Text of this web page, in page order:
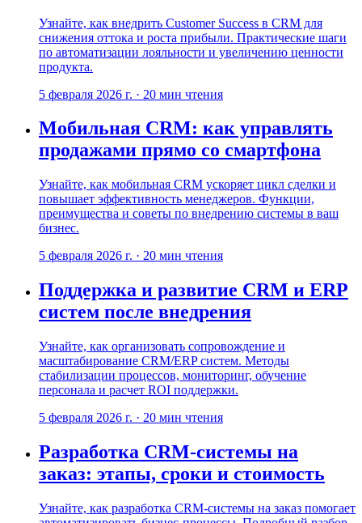
Узнайте, как внедрить Customer Success в CRM для
снижения оттока и роста прибыли. Практические шаги
по автоматизации лояльности и увеличению ценности
продукта.
5 февраля 2026 г. · 20 мин чтения
Мобильная CRM: как управлять
продажами прямо со смартфона
Узнайте, как мобильная CRM ускоряет цикл сделки и
повышает эффективность менеджеров. Функции,
преимущества и советы по внедрению системы в ваш
бизнес.
5 февраля 2026 г. · 20 мин чтения
Поддержка и развитие CRM и ERP
систем после внедрения
Узнайте, как организовать сопровождение и
масштабирование CRM/ERP систем. Методы
стабилизации процессов, мониторинг, обучение
персонала и расчет ROI поддержки.
5 февраля 2026 г. · 20 мин чтения
Разработка CRM-системы на
заказ: этапы, сроки и стоимость
Узнайте, как разработка CRM-системы на заказ помогает